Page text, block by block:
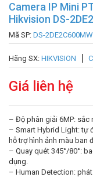
Camera IP Mini
Hikvision DS-
Mã SP: DS-
Hãng SX: HIKVISION
Giá liên hệ
– Độ phân giải 6MP: sắc
– Smart Hybrid Light: tự
hỗ trợ hình ảnh màu ban
– Quay quét 345°/80°:
dụng.
– Human Detection: